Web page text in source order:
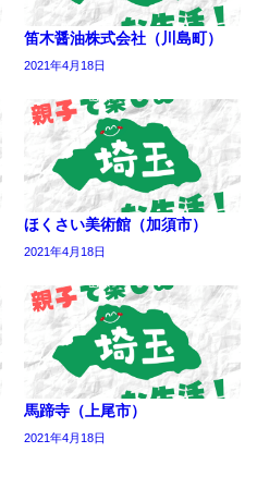
笛木醤油株式会社（川島町）
2021年4月18日
ほくさい美術館（加須市）
2021年4月18日
馬蹄寺（上尾市）
2021年4月18日